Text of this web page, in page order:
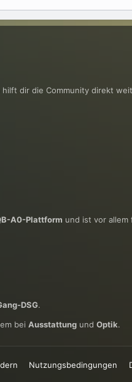
hilft dir die Community direkt
A0-Plattform und ist vor allem
DSG.
bei Ausstattung und Optik.
Nutzungsbedingungen